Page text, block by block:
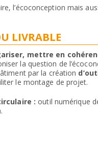
l’écoconception mais
LIVRABLE
mettre en
la question de
par la création
le montage de projet.
: outil numérique